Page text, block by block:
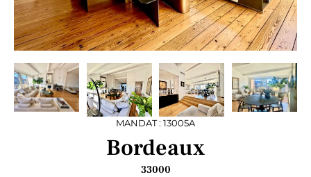
MANDAT : 13005A
Bordeaux
33000